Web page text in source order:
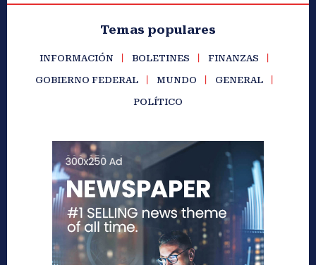
Temas populares
INFORMACIÓN BOLETINES FINANZAS
GOBIERNO FEDERAL MUNDO GENERAL
POLÍTICO